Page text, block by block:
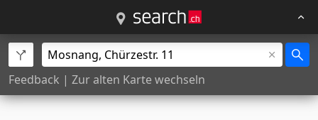
Feedback | Zur alten Karte wechseln